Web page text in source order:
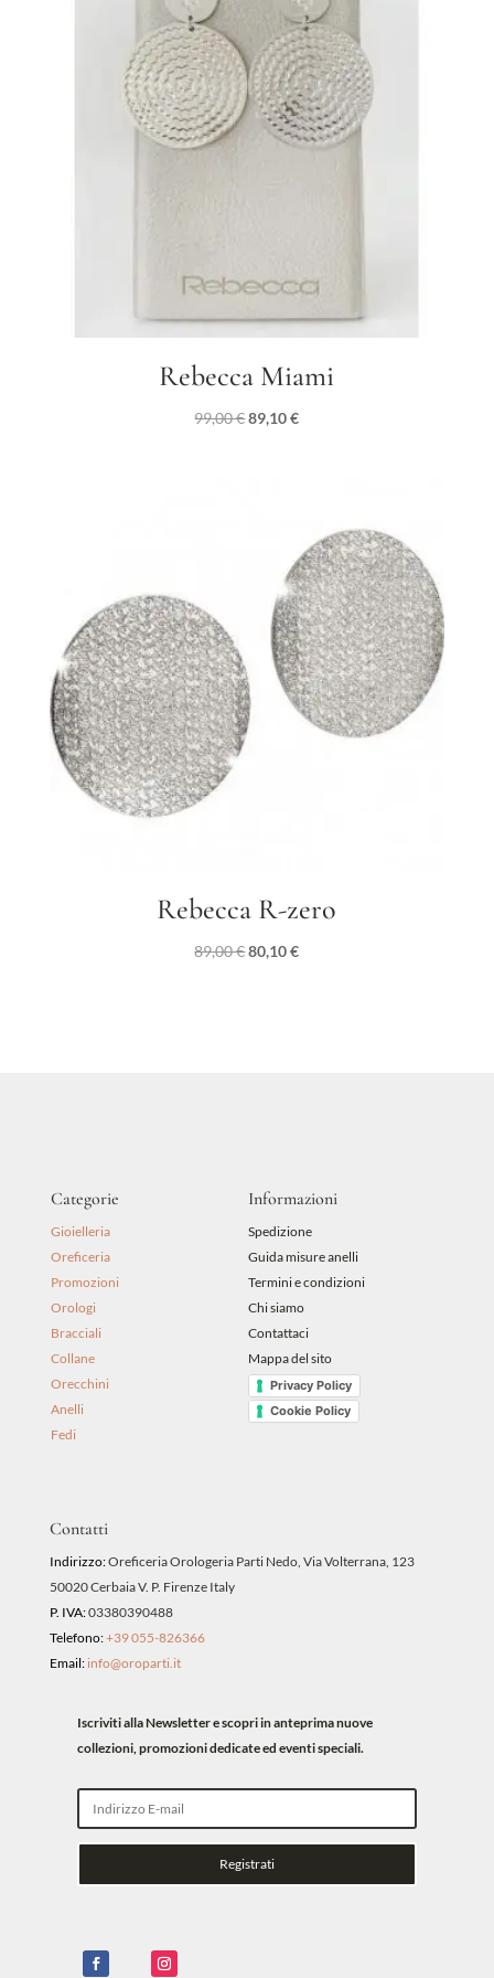
Rebecca Miami
99,00€Il
89,10€Il
Rebecca R-zero
89,00€Il
80,10€Il
Categorie
Gioielleria
Oreficeria
Promozioni
Orologi
Bracciali
Collane
Orecchini
Anelli
Fedi
Informazioni
Spedizione
Guida misure anelli
Termini e condizioni
Chi siamo
Contattaci
Mappa del sito
Privacy Policy
Cookie Policy
Contatti
Indirizzo:Oreficeria Orologeria Parti Nedo, Via Volterrana, 123
50020 Cerbaia V. P. Firenze Italy
P. IVA:03380390488
Telefono:+39 055-826366
Email: info@oroparti.it
Iscriviti alla Newsletter e scopri in anteprima nuove
collezioni, promozioni dedicate ed eventi speciali.
Registrati